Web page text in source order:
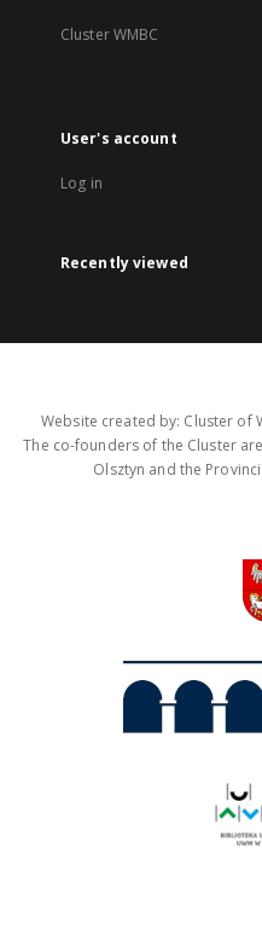
Cluster WMBC
User's account
Log in
Recently viewed
Website created by: Cluster of
The co-founders of the Cluster
Olsztyn and the